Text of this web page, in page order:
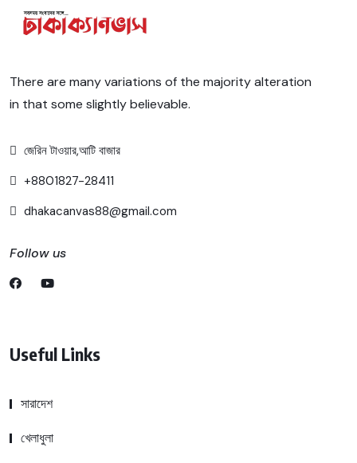
There are many variations of the majority alteration
in that some slightly believable.
জেরিন টাওয়ার,আটি বাজার
+8801827-28411
dhakacanvas88@gmail.com
Follow us
Useful Links
সারাদেশ
খেলাধুলা